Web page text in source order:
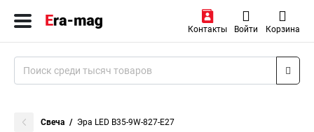
Контакты Войти Корзина
Свеча Эра LED B35-9W-827-E27